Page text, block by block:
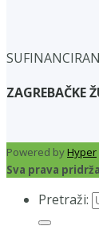
ZAGREBAČKE
Powered byHyper
Sva prava
Pretraži: